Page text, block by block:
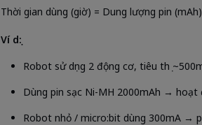
Thời gian dùng (giờ) = Dung lượng pin
Ví dụ:
Robot sử dụng 2 động cơ, tiêu thụ
Dùng pin sạc Ni-MH 2000mAh → hoạt
Robot nhỏ / micro:bit dùng 300mA →